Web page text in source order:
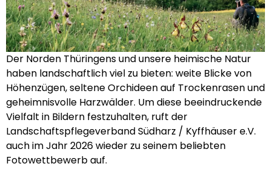
Der Norden Thüringens und unsere heimische Natur
haben landschaftlich viel zu bieten: weite Blicke von
Höhenzügen, seltene Orchideen auf Trockenrasen und
geheimnisvolle Harzwälder. Um diese beeindruckende
Vielfalt in Bildern festzuhalten, ruft der
Landschaftspflegeverband Südharz / Kyffhäuser e.V.
auch im Jahr 2026 wieder zu seinem beliebten
Fotowettbewerb auf.